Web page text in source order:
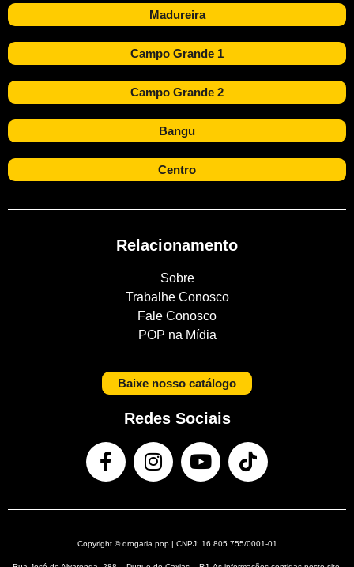
Madureira
Campo Grande 1
Campo Grande 2
Bangu
Centro
Relacionamento
Sobre
Trabalhe Conosco
Fale Conosco
POP na Mídia
Baixe nosso catálogo
Redes Sociais
Copyright © drogaria pop | CNPJ: 16.805.755/0001-01